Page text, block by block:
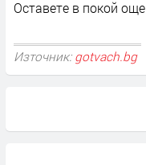
Оставете в покой
Източник: gotvach.bg